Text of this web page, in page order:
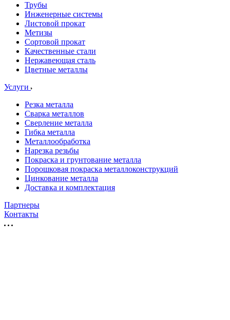
Трубы
Инженерные системы
Листовой прокат
Метизы
Сортовой прокат
Качественные стали
Нержавеющая сталь
Цветные металлы
Услуги
Резка металла
Сварка металлов
Сверление металла
Гибка металла
Металлообработка
Нарезка резьбы
Покраска и грунтование металла
Порошковая покраска металлоконструкций
Цинкование металла
Доставка и комплектация
Партнеры
Контакты